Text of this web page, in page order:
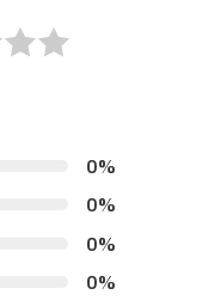
0%
0%
0%
0%